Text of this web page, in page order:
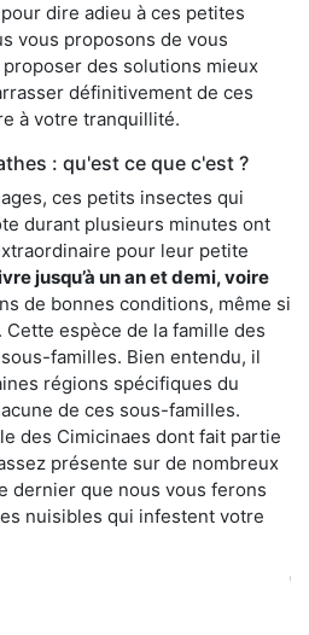
dire adieu à ces petites
vous proposons de vous
des solutions mieux
définitivement de ces
à votre tranquillité.
: qu'est ce que c'est ?
ces petits insectes qui
durant plusieurs minutes ont
pour leur petite
jusqu’à un an et demi, voire
de bonnes conditions, même si
espèce de la famille des
familles. Bien entendu, il
régions spécifiques du
de ces sous-familles.
des Cimicinaes dont fait partie
présente sur de nombreux
dernier que nous vous ferons
nuisibles qui infestent votre